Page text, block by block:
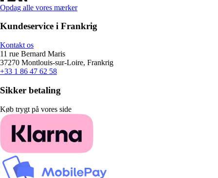
Opdag alle vores mærker
Kundeservice i Frankrig
Kontakt os
11 rue Bernard Maris
37270 Montlouis-sur-Loire, Frankrig
+33 1 86 47 62 58
Sikker betaling
Køb trygt på vores side